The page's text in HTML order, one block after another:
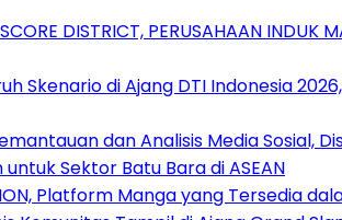
DISTRICT, PERUSAHAAN
Skenario di Ajang DTI Indonesia
dan Analisis Media Sosial,
Sektor Batu Bara di ASEAN
Platform Manga yang Tersedia